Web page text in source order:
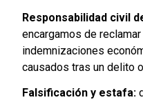
Responsabilidad civil
encargamos de
indemnizaciones
causados tras un delito
Falsificación y estafa: